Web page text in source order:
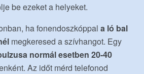
be ezeket a helyeket.
ha fonendoszkóppal a ló bal
megkeresed a szívhangot. Egy
normál esetben 20-40
Az időt mérd telefonod